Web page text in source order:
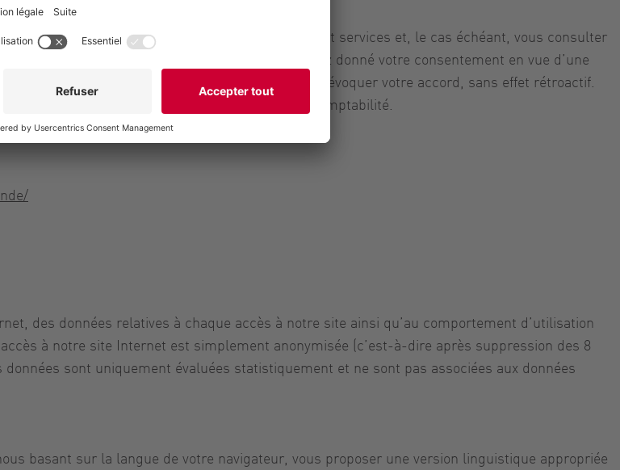
afin de pouvoir vous informer sur nos produits et services et, le cas échéant, vous consulter
personnelles à des fins publicitaires. Si vous avez donné votre consentement en vue d’une
de Vogelsang, vous pouvez à tout moment révoquer votre accord, sans effet rétroactif.
nécessaires à des fins de facturation et de comptabilité.
des données relatives à chaque accès à notre site ainsi qu’au comportement d’utilisation
à notre site Internet est simplement anonymisée (c’est-à-dire après suppression des 8
sont uniquement évaluées statistiquement et ne sont pas associées aux données
basant sur la langue de votre navigateur, vous proposer une version linguistique appropriée